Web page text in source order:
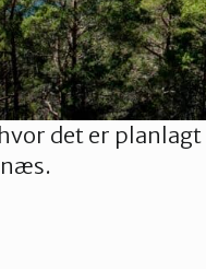
det er